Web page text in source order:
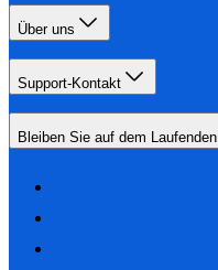
Über uns
Support-Kontakt
Bleiben Sie auf dem Laufenden